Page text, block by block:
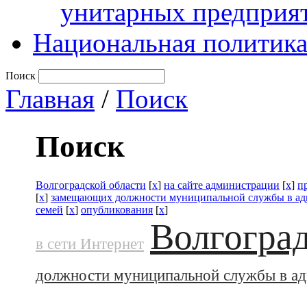
унитарных
Национальная политика
Поиск
Главная / Поиск
Поиск
Волгоградской области [x] на сайте администрации [x]
[x] замещающих должности муниципальной службы в
семей [x] опубликования [x]
в сети Интернет
должности муниципальной службы в